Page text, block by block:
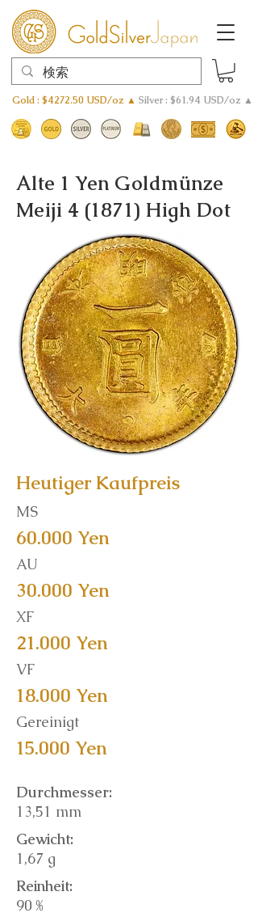
Gold : $4272.50 USD/oz ▲ Silver : $61.94 USD/oz ▲
Alte 1 Yen Goldmünze
Meiji 4 (1871) High Dot
Heutiger Kaufpreis
MS
60.000 Yen
AU
30.000 Yen
XF
21.000 Yen
VF
18.000 Yen
Gereinigt
15.000 Yen
Durchmesser:
13,51 mm
Gewicht:
1,67 g
Reinheit:
90 %